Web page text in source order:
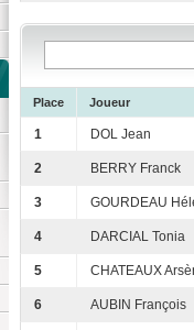
Place Joueur
1 DOL Jean
2 BERRY Franck
3 GOURDEAU
4 DARCIAL Tonia
5 CHATEAUX
6 AUBIN François